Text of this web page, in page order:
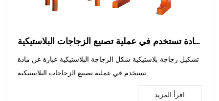
شكل الزجاجة البلاستيكية عبارة عن مادة تستخدم في عملية تصنيع الزجاجات البلاستيكية
تشكيل زجاجة بلاستيكية شكل الزجاجة البلاستيكية عبارة عن مادة
تستخدم في عملية تصنيع الزجاجات البلاستيكية.
اقرأ المزيد